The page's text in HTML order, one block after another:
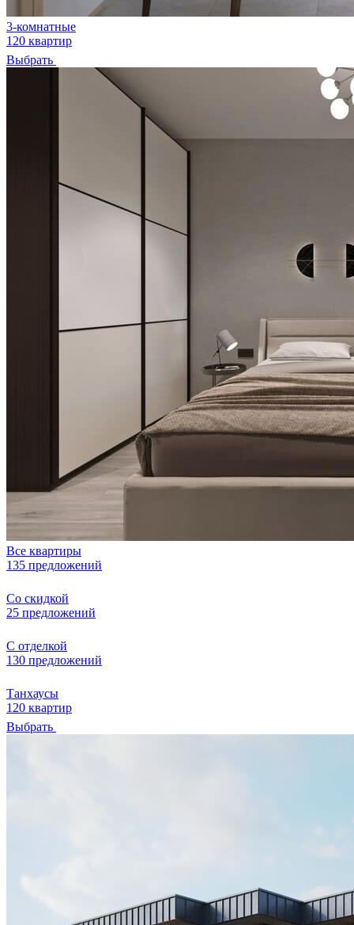
3-комнатные
120 квартир
Выбрать
Все квартиры
135 предложений
Со скидкой
25 предложений
С отделкой
130 предложений
Танхаусы
120 квартир
Выбрать